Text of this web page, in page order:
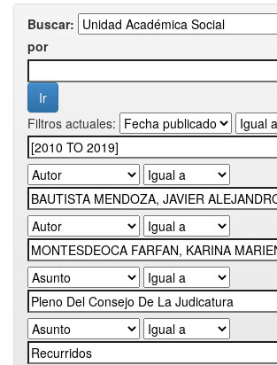
Buscar:
por
Filtros actuales: